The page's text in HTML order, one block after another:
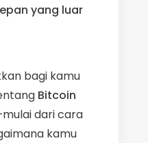
yang luar
bagi kamu
Bitcoin
dari cara
kamu